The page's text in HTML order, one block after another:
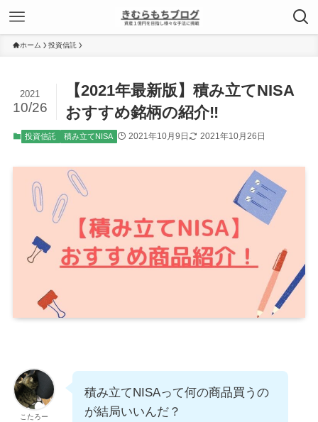
ホーム 投資信託
【2021年最新版】積み立てNISA
おすすめ銘柄の紹介‼
2021
10/26
投資信託 積み立てNISA 2021年10月9日 2021年10月26日
こたろー
積み立てNISAって何の商品買うの
が結局いいんだ？